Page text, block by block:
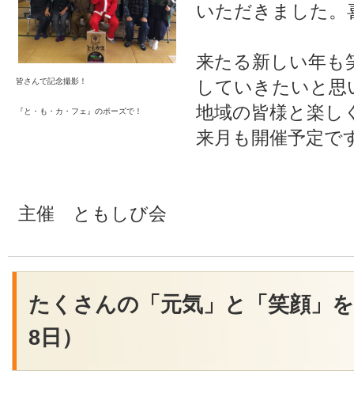
皆さんで記念撮影！
『と・も・カ・フェ』のポーズで！
いただきました
来たる新しい年も
していきたいと思
地域の皆様と楽し
来月も開催予定で
主催 ともしび会
たくさんの「元気」と「笑顔」
8日）